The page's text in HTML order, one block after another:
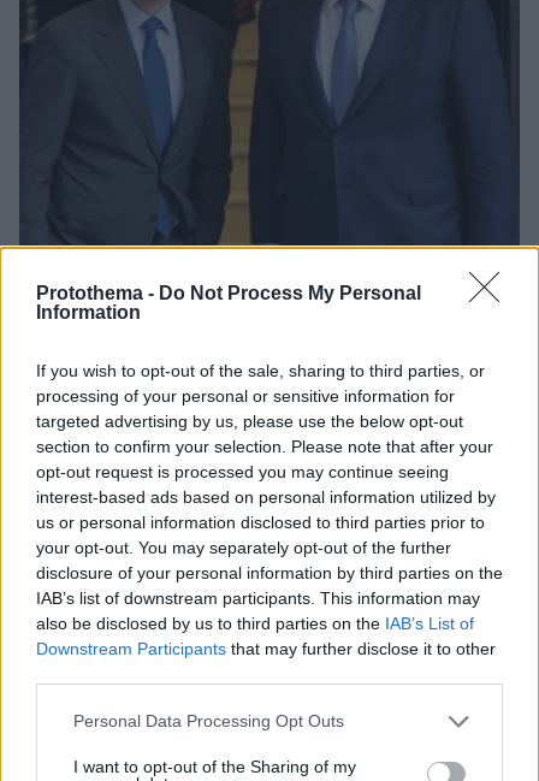
Protothema - Do Not Process My Personal
Information
If you wish to opt-out of the sale, sharing to third parties, or
processing of your personal or sensitive information for
targeted advertising by us, please use the below opt-out
section to confirm your selection. Please note that after your
opt-out request is processed you may continue seeing
interest-based ads based on personal information utilized by
us or personal information disclosed to third parties prior to
your opt-out. You may separately opt-out of the further
disclosure of your personal information by third parties on the
IAB’s list of downstream participants. This information may
also be disclosed by us to third parties on the IAB’s List of
Downstream Participants that may further disclose it to other
Please note that this website/app uses one or more Google
not limited to your visit or usage behaviour. You may click to
Personal Data Processing Opt Outs
I want to opt-out of the Sharing of my
ΔΕΘ τετραετίας με μέτρα για όλους: Τι θα πει ο
Μητσοτάκης στη Θεσσαλονίκη για μισθούς,
συντάξεις, επιχειρήσεις, αγρότες και στεγαστικό